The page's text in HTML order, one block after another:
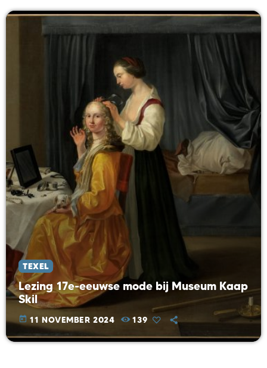
TEXEL
Lezing 17e-eeuwse mode bij Museum Kaap
Skil
today 11 NOVEMBER 2024 139